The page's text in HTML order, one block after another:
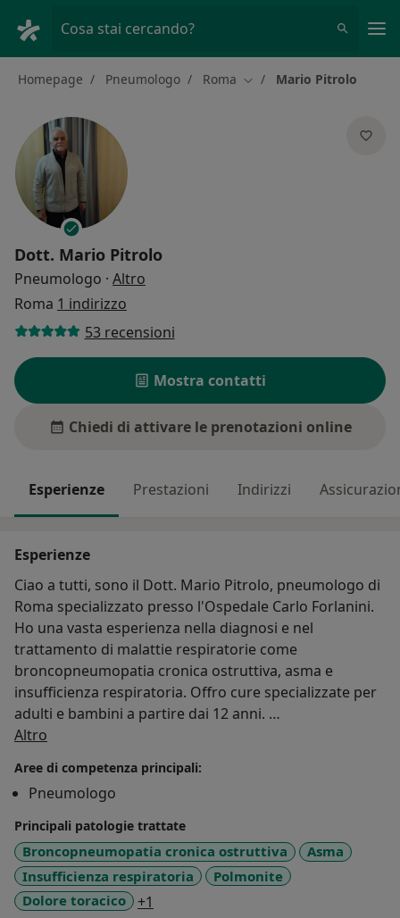
Cosa stai cercando?
Homepage Pneumologo Roma Cambia città
Mario Pitrolo
Dott. Mario Pitrolo
Pneumologo · Altro
Roma 1 indirizzo
53 recensioni
Mostra contatti
Chiedi di attivare le prenotazioni online
Esperienze Prestazioni Indirizzi
Esperienze
Ciao a tutti, sono il Dott. Mario Pitrolo, pneumologo di
Roma specializzato presso l'Ospedale Carlo Forlanini.
Ho una vasta esperienza nella diagnosi e nel
trattamento di malattie respiratorie come
broncopneumopatia cronica ostruttiva, asma e
insufficienza respiratoria. Offro cure specializzate per
adulti e bambini a partire dai 12 anni.
La Sapienza e ho frequentato corsi di formazione e
aggiornamento professionale per garantire il miglior
servizio ai miei pazienti.
Sono un medico disponibile, cortese e attento
all'ascolto delle problematiche dei miei pazienti. Mi
dedico alla valutazione accurata delle loro condizioni e
Altro
Aree di competenza principali:
Pneumologo
Principali patologie trattate
Broncopneumopatia cronica ostruttiva
Asma
Insufficienza respiratoria
Polmonite
Dolore toracico
+1